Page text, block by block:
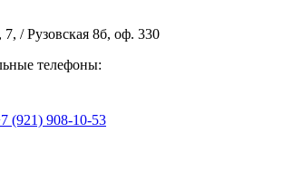
/ Рузовская 8б, оф. 330
телефоны:
(921) 908-10-53